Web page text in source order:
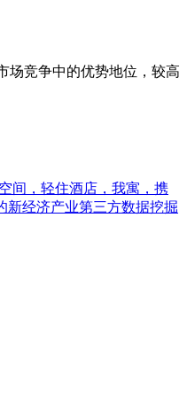
竞争中的优势地位，较高
间，轻住酒店，我寓，携
新经济产业第三方数据挖掘